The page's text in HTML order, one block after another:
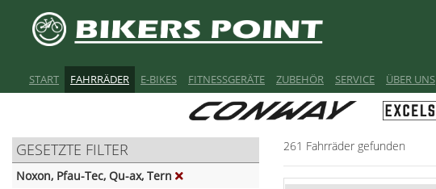
START FAHRRÄDER E-BIKES FITNESSGERÄTE ZUBEHÖR SERVICE ÜBER UNS
GESETZTE FILTER
Noxon, Pfau-Tec, Qu-ax, Tern
261 Fahrräder gefunden